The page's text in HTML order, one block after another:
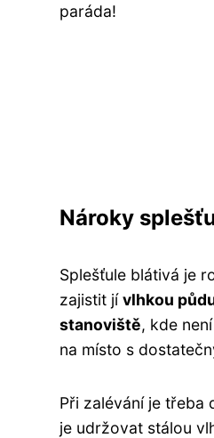
paráda!
Nároky
Splešťule blátivá je
zajistit jívlhkou
stanoviště, kde
na místo s
Při zalévání je třeba
je udržovat stálou